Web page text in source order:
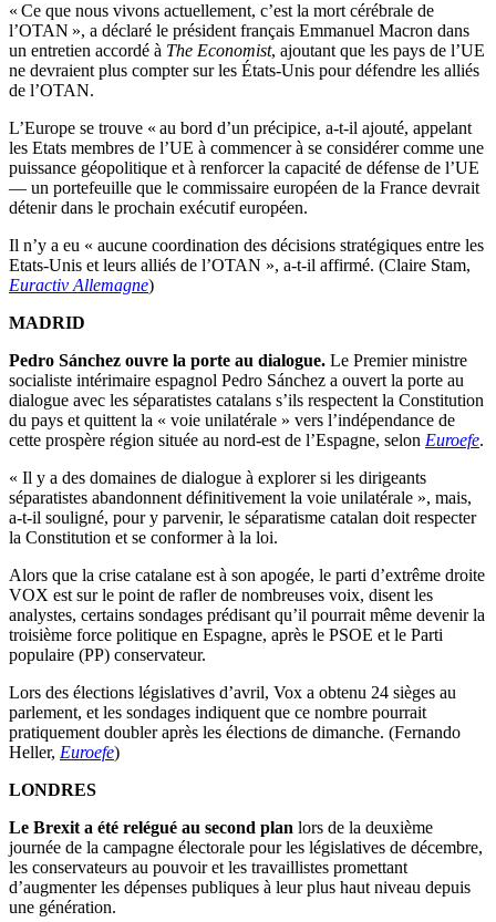
« Ce que nous vivons actuellement, c’est la mort cérébrale de
l’OTAN », a déclaré le président français Emmanuel Macron dans
un entretien accordé à The Economist, ajoutant que les pays de l’UE
ne devraient plus compter sur les États-Unis pour défendre les alliés
de l’OTAN.
L’Europe se trouve « au bord d’un précipice, a-t-il ajouté, appelant
les Etats membres de l’UE à commencer à se considérer comme une
puissance géopolitique et à renforcer la capacité de défense de l’UE
— un portefeuille que le commissaire européen de la France devrait
détenir dans le prochain exécutif européen.
Il n’y a eu « aucune coordination des décisions stratégiques entre les
Etats-Unis et leurs alliés de l’OTAN », a-t-il affirmé. (Claire Stam,
Euractiv Allemagne)
MADRID
Pedro Sánchez ouvre la porte au dialogue. Le Premier ministre
socialiste intérimaire espagnol Pedro Sánchez a ouvert la porte au
dialogue avec les séparatistes catalans s’ils respectent la Constitution
du pays et quittent la « voie unilatérale » vers l’indépendance de
cette prospère région située au nord-est de l’Espagne, selon Euroefe.
« Il y a des domaines de dialogue à explorer si les dirigeants
séparatistes abandonnent définitivement la voie unilatérale », mais,
a-t-il souligné, pour y parvenir, le séparatisme catalan doit respecter
la Constitution et se conformer à la loi.
Alors que la crise catalane est à son apogée, le parti d’extrême droite
VOX est sur le point de rafler de nombreuses voix, disent les
analystes, certains sondages prédisant qu’il pourrait même devenir la
troisième force politique en Espagne, après le PSOE et le Parti
populaire (PP) conservateur.
Lors des élections législatives d’avril, Vox a obtenu 24 sièges au
parlement, et les sondages indiquent que ce nombre pourrait
pratiquement doubler après les élections de dimanche. (Fernando
Heller, Euroefe)
LONDRES
Le Brexit a été relégué au second plan lors de la deuxième
journée de la campagne électorale pour les législatives de décembre,
les conservateurs au pouvoir et les travaillistes promettant
d’augmenter les dépenses publiques à leur plus haut niveau depuis
une génération.